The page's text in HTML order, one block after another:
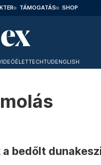
TÁMOGATÁS SHOP
ÉLETTECHTUDENGLISH
bedőlt